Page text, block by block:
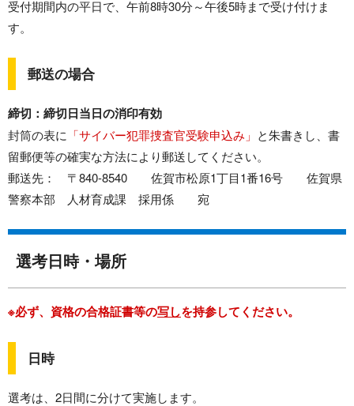
受付期間内の平日で、午前8時30分～午後5時まで受け付けま
す。
郵送の場合
締切：締切日当日の消印有効
封筒の表に 「サイバー犯罪捜査官受験申込み」 と朱書きし、書
留郵便等の確実な方法により郵送してください。
郵送先： 〒840-8540 佐賀市松原1丁目1番16号 佐賀県
警察本部 人材育成課 採用係 宛
選考日時・場所
※必ず、資格の合格証書等の写しを持参してください。
日時
選考は、2日間に分けて実施します。